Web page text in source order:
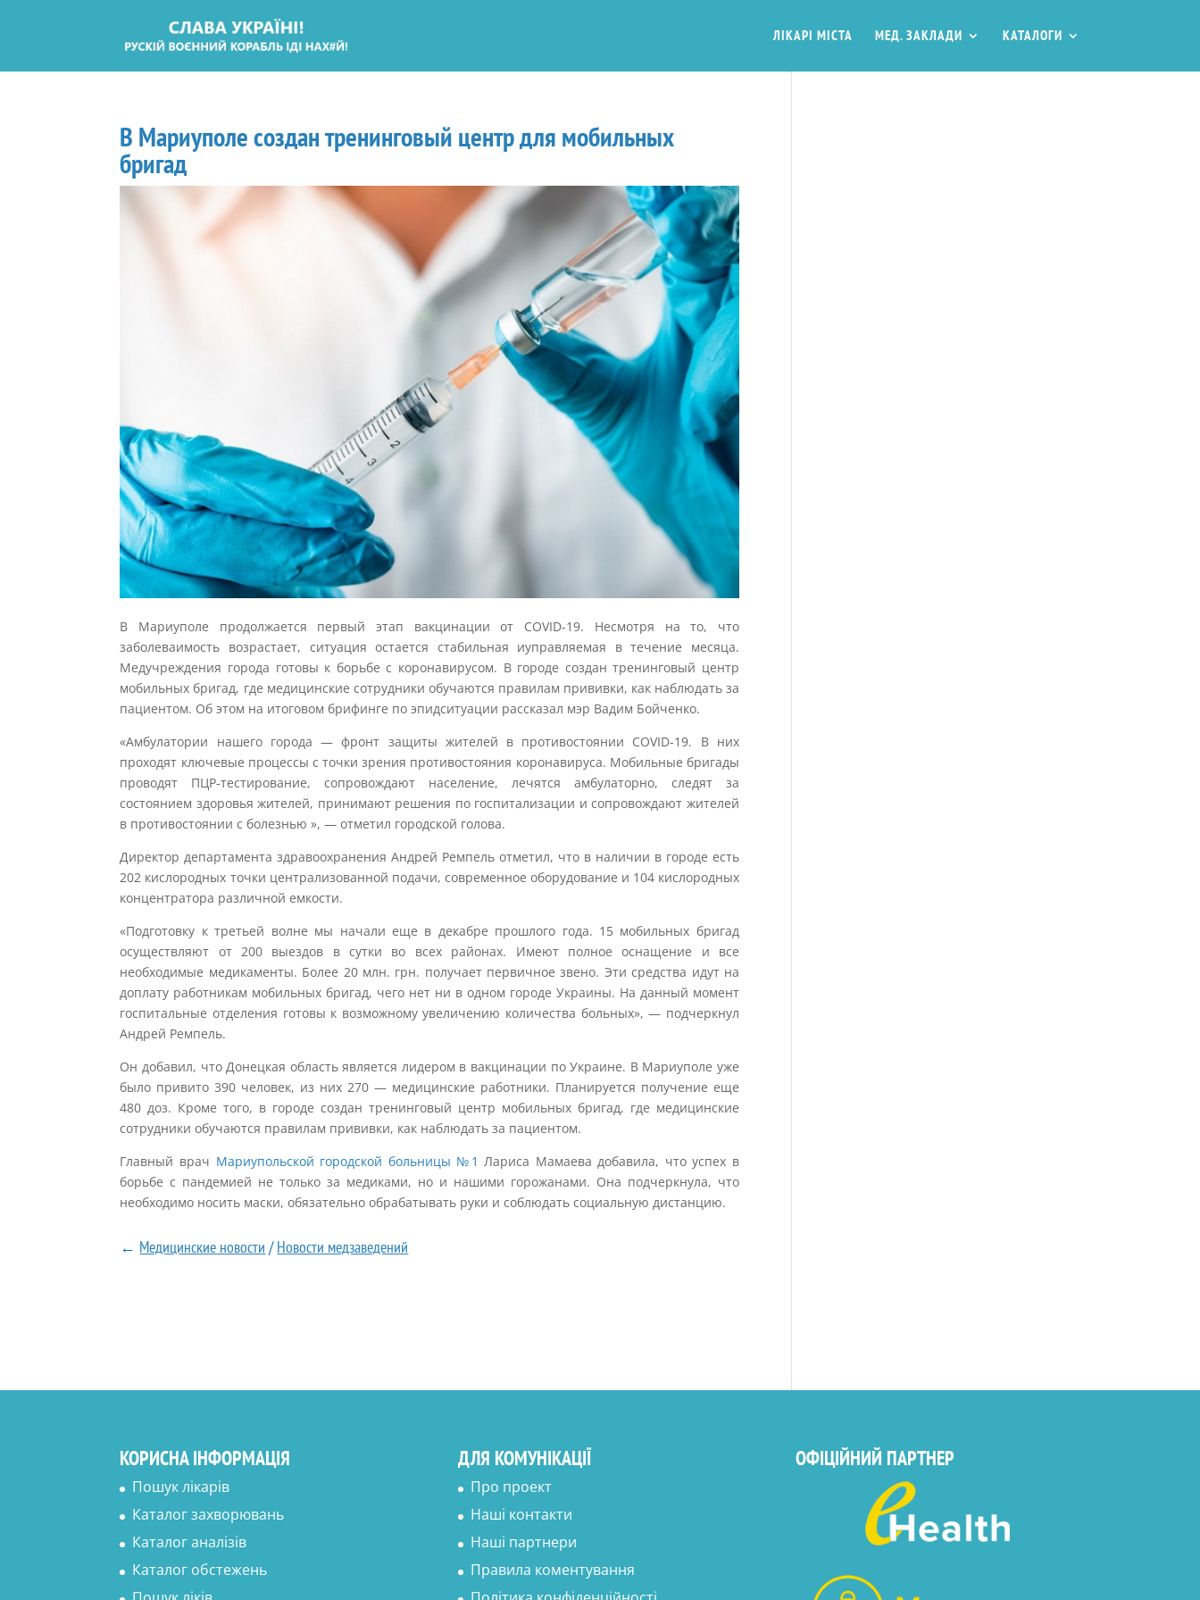
ЛІКАРІ МІСТА МЕД. ЗАКЛАДИ КАТАЛОГИ
В Мариуполе создан тренинговый центр для мобильных
бригад
В Мариуполе продолжается первый этап вакцинации от COVID-19. Несмотря на то, что
заболеваимость возрастает, ситуация остается стабильная иуправляемая в течение месяца.
Медучреждения города готовы к борьбе с коронавирусом. В городе создан тренинговый центр
мобильных бригад, где медицинские сотрудники обучаются правилам прививки, как наблюдать за
пациентом. Об этом на итоговом брифинге по эпидситуации рассказал мэр Вадим Бойченко.
«Амбулатории нашего города — фронт защиты жителей в противостоянии COVID-19. В них
проходят ключевые процессы с точки зрения противостояния коронавируса. Мобильные бригады
проводят ПЦР-тестирование, сопровождают население, лечятся амбулаторно, следят за
состоянием здоровья жителей, принимают решения по госпитализации и сопровождают жителей
в противостоянии с болезнью », — отметил городской голова.
Директор департамента здравоохранения Андрей Ремпель отметил, что в наличии в городе есть
202 кислородных точки централизованной подачи, современное оборудование и 104 кислородных
концентратора различной емкости.
«Подготовку к третьей волне мы начали еще в декабре прошлого года. 15 мобильных бригад
осуществляют от 200 выездов в сутки во всех районах. Имеют полное оснащение и все
необходимые медикаменты. Более 20 млн. грн. получает первичное звено. Эти средства идут на
доплату работникам мобильных бригад, чего нет ни в одном городе Украины. На данный момент
госпитальные отделения готовы к возможному увеличению количества больных», — подчеркнул
Андрей Ремпель.
Он добавил, что Донецкая область является лидером в вакцинации по Украине. В Мариуполе уже
было привито 390 человек, из них 270 — медицинские работники. Планируется получение еще
480 доз. Кроме того, в городе создан тренинговый центр мобильных бригад, где медицинские
сотрудники обучаются правилам прививки, как наблюдать за пациентом.
Главный врач Мариупольской городской больницы №1 Лариса Мамаева добавила, что успех в
борьбе с пандемией не только за медиками, но и нашими горожанами. Она подчеркнула, что
необходимо носить маски, обязательно обрабатывать руки и соблюдать социальную дистанцию.
← Медицинские новости /Новости медзаведений
КОРИСНА ІНФОРМАЦІЯ
Пошук лікарів
Каталог захворювань
Каталог аналізів
Каталог обстежень
ДЛЯ КОМУНІКАЦІЇ
Про проект
Наші контакти
Наші партнери
Правила коментування
ОФІЦІЙНИЙ ПАРТНЕР